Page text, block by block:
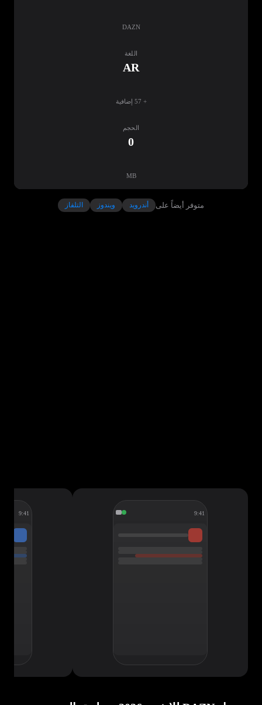
DAZN
اللغة
AR
+ 57 إضافية
الحجم
0
MB
متوفر أيضاً على أندرويد ويندوز التلفاز
9:41
9:41